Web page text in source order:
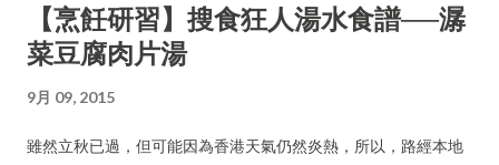
【烹飪研習】搜食狂人湯水食譜──潺
菜豆腐肉片湯
9月 09, 2015
雖然立秋已過，但可能因為香港天氣仍然炎熱，所以，路經本地